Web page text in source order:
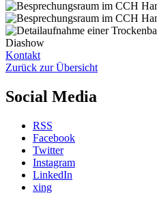
Diashow
Kontakt
Zurück zur Übersicht
Social Media
RSS
Facebook
Twitter
Instagram
LinkedIn
xing